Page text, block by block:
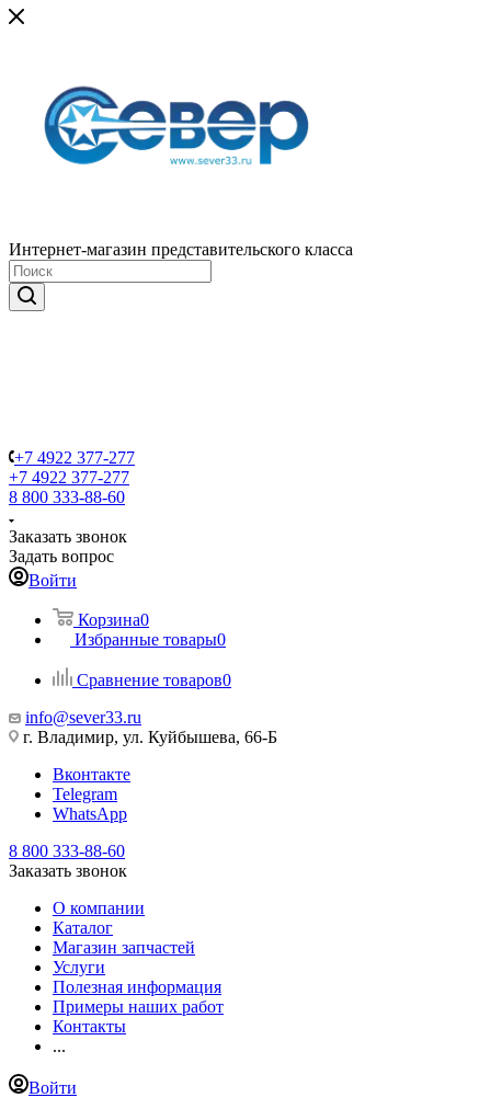
Интернет-магазин представительского класса
+7 4922 377-277
+7 4922 377-277
8 800 333-88-60
Заказать звонок
Задать вопрос
Войти
Корзина0
Избранные товары0
Сравнение товаров0
info@sever33.ru
г. Владимир, ул. Куйбышева, 66-Б
Вконтакте
Telegram
WhatsApp
8 800 333-88-60
Заказать звонок
О компании
Каталог
Магазин запчастей
Услуги
Полезная информация
Примеры наших работ
Контакты
...
Войти